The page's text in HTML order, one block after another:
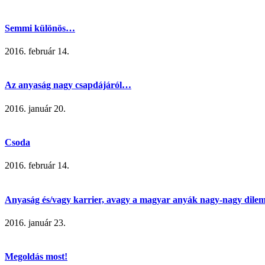
Semmi különös…
2016. február 14.
Az anyaság nagy csapdájáról…
2016. január 20.
Csoda
2016. február 14.
Anyaság és/vagy karrier, avagy a magyar anyák nagy-nagy
2016. január 23.
Megoldás most!